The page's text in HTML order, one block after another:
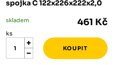
spojka C 122x226x222x2,0
skladem 461 Kč
ks